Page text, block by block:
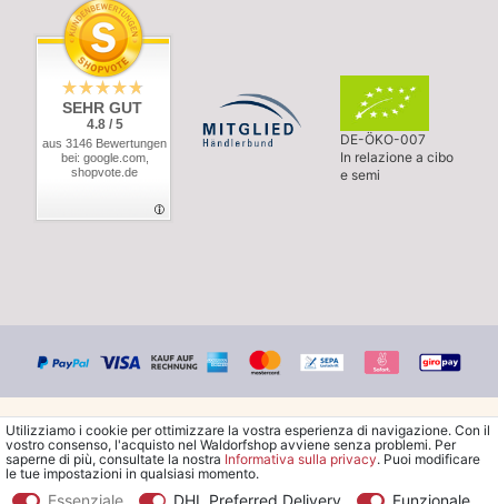
SEHR GUT
4.8 / 5
aus 3146 Bewertungen
bei: google.com,
shopvote.de
DE-ÖKO-007
In relazione a cibo
e semi
© Copyright 2026 Waldorfshop |Tutti i diritti riservati.
Utilizziamo i cookie per ottimizzare la vostra esperienza di navigazione. Con il
vostro consenso, l'acquisto nel Waldorfshop avviene senza problemi. Per
saperne di più, consultate la nostra Informativa sulla privacy. Puoi modificare
le tue impostazioni in qualsiasi momento.